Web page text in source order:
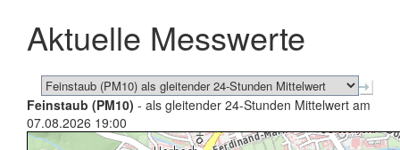
schließen
Aktuelle Messwerte
Feinstaub (PM10) - als gleitender 24-Stunden Mittelwert am
07.08.2026 19:00